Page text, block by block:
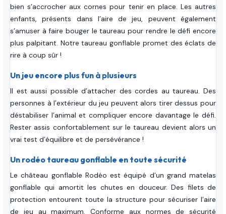
bien s’accrocher aux cornes pour tenir en place. Les autres
enfants, présents dans l’aire de jeu, peuvent également
s’amuser à faire bouger le taureau pour rendre le défi encore
plus palpitant. Notre taureau gonflable promet des éclats de
rire à coup sûr !
Un jeu encore plus fun à plusieurs
Il est aussi possible d’attacher des cordes au taureau. Des
personnes à l’extérieur du jeu peuvent alors tirer dessus pour
déstabiliser l’animal et compliquer encore davantage le défi.
Rester assis confortablement sur le taureau devient alors un
vrai test d’équilibre et de persévérance !
Un rodéo taureau gonflable en toute sécurité
Le château gonflable Rodéo est équipé d’un grand matelas
gonflable qui amortit les chutes en douceur. Des filets de
protection entourent toute la structure pour sécuriser l’aire
de jeu au maximum. Conforme aux normes de sécurité